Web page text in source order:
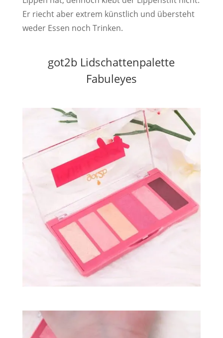
Er riecht aber extrem künstlich und übersteht
weder Essen noch Trinken.
got2b Lidschattenpalette
Fabuleyes